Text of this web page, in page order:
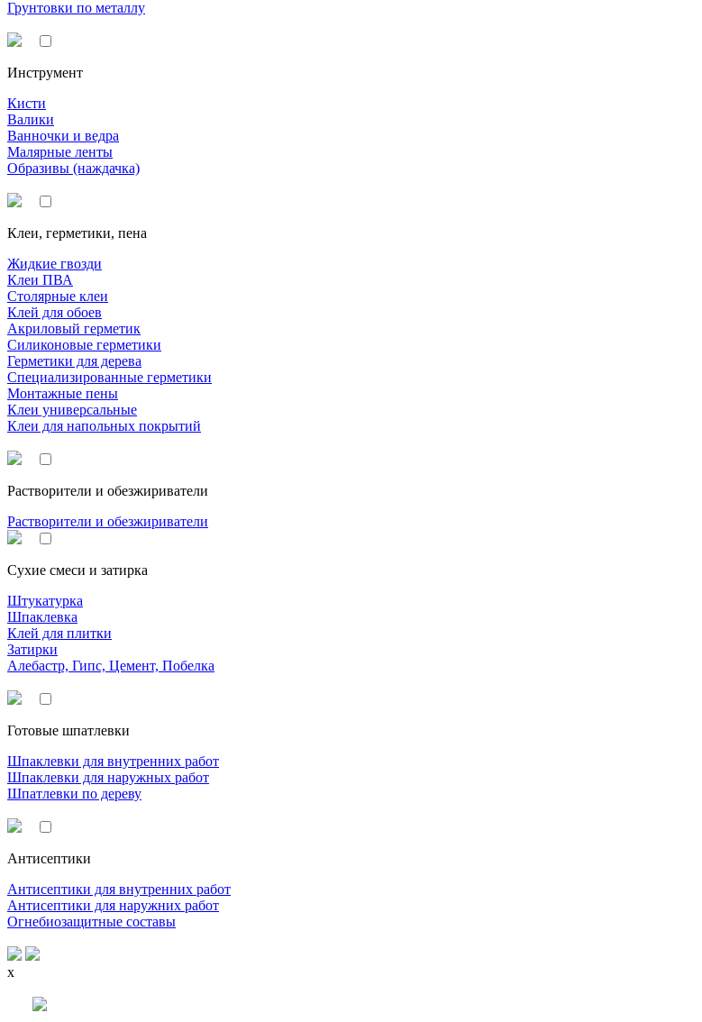
Грунтовки по металлу
Инструмент
Кисти
Валики
Ванночки и ведра
Малярные ленты
Образивы (наждачка)
Клеи, герметики, пена
Жидкие гвозди
Клеи ПВА
Столярные клеи
Клей для обоев
Акриловый герметик
Силиконовые герметики
Герметики для дерева
Специализированные герметики
Монтажные пены
Клеи универсальные
Клеи для напольных покрытий
Растворители и обезжириватели
Растворители и обезжириватели
Сухие смеси и затирка
Штукатурка
Шпаклевка
Клей для плитки
Затирки
Алебастр, Гипс, Цемент, Побелка
Готовые шпатлевки
Шпаклевки для внутренних работ
Шпаклевки для наружных работ
Шпатлевки по дереву
Антисептики
Антисептики для внутренних работ
Антисептики для наружних работ
Огнебиозащитные составы
x